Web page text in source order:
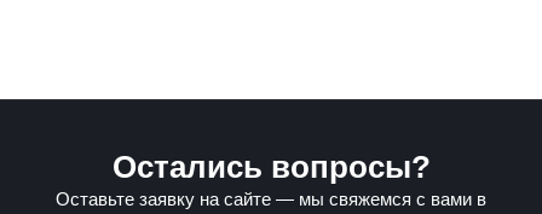
Остались вопросы?
Оставьте заявку на сайте — мы свяжемся с вами в